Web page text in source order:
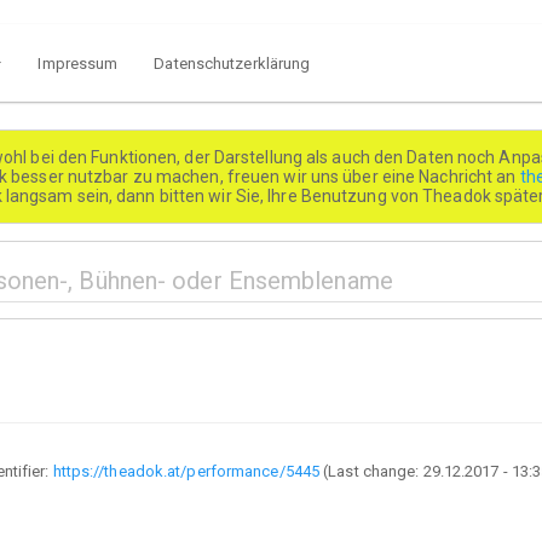
Impressum Datenschutzerklärung
bei den Funktionen, der Darstellung als auch den Daten noch
besser nutzbar zu machen, freuen wir uns über eine Nachricht an
sein, dann bitten wir Sie, Ihre Benutzung von Theadok
https://theadok.at/performance/5445 (Last change: 29.12.2017 -